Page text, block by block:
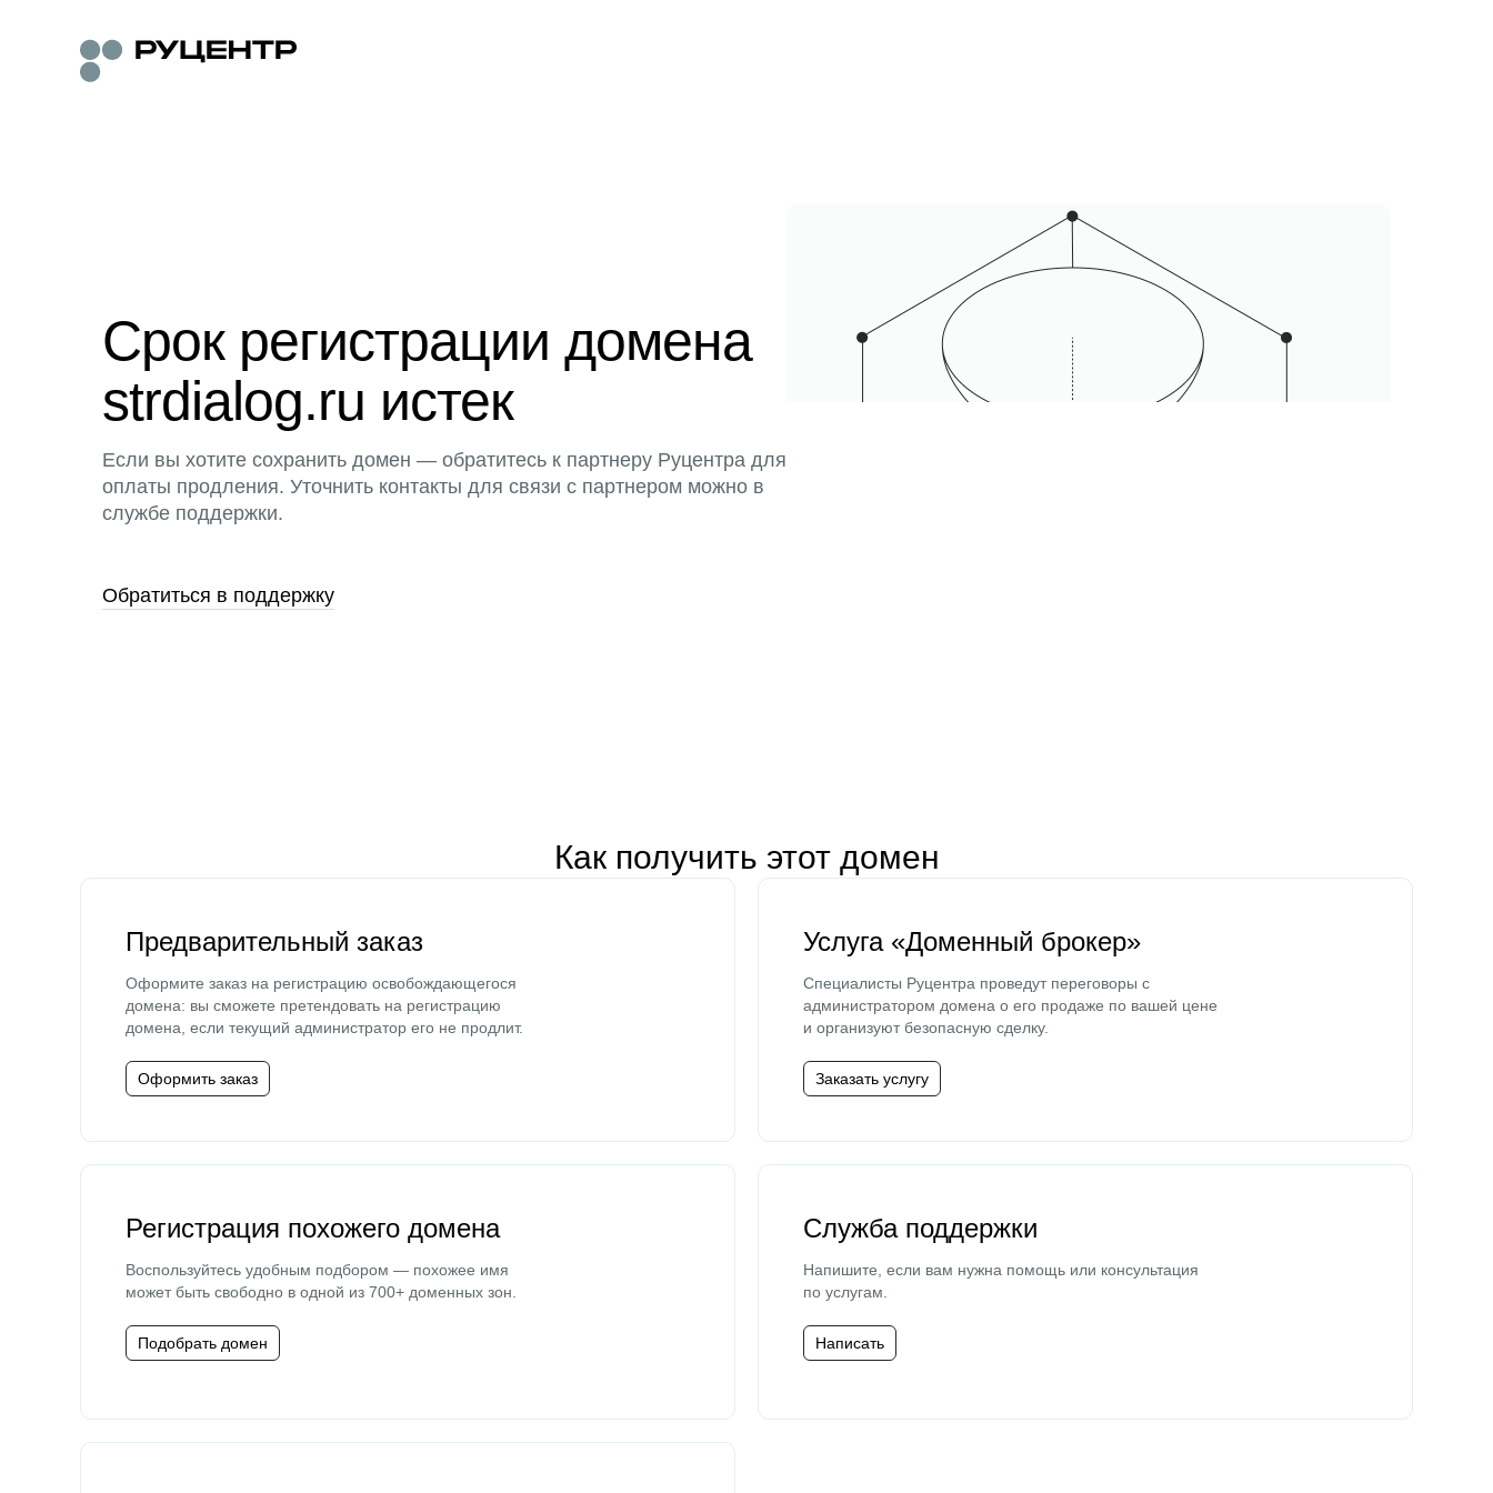
Срок регистрации домена
strdialog.ru истек
Если вы хотите сохранить домен — обратитесь к партнеру Руцентра для
оплаты продления. Уточнить контакты для связи с партнером можно в
службе поддержки.
Обратиться в поддержку
Как получить этот домен
Предварительный заказ
Оформите заказ на регистрацию освобождающегося
домена: вы сможете претендовать на регистрацию
домена, если текущий администратор его не продлит.
Оформить заказ
Услуга «Доменный брокер»
Специалисты Руцентра проведут переговоры с
администратором домена о его продаже по вашей цене
и организуют безопасную сделку.
Заказать услугу
Регистрация похожего домена
Воспользуйтесь удобным подбором — похожее имя
может быть свободно в одной из 700+ доменных зон.
Подобрать домен
Служба поддержки
Напишите, если вам нужна помощь или консультация
по услугам.
Написать